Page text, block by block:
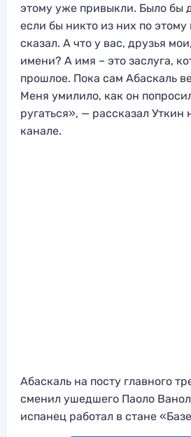
этому уже привыкли. Было бы
если бы никто из них по этому
сказал. А что у вас, друзья
имени? А имя – это заслуга,
прошлое. Пока сам Абаскаль
Меня умилило, как он
ругаться», — рассказал Уткин
канале.
Абаскаль на посту главного
сменил ушедшего Паоло
испанец работал в стане